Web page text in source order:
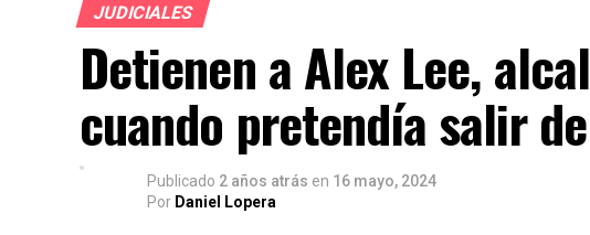
JUDICIALES
Detienen a Alex Lee,
cuando pretendía salir
Publicado 2 años atrás en 16 mayo, 2024
Por Daniel Lopera